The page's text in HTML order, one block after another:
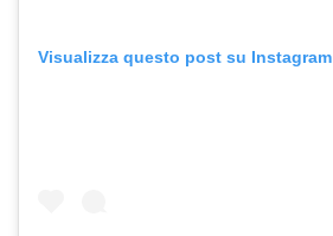
Visualizza questo post su Instagram